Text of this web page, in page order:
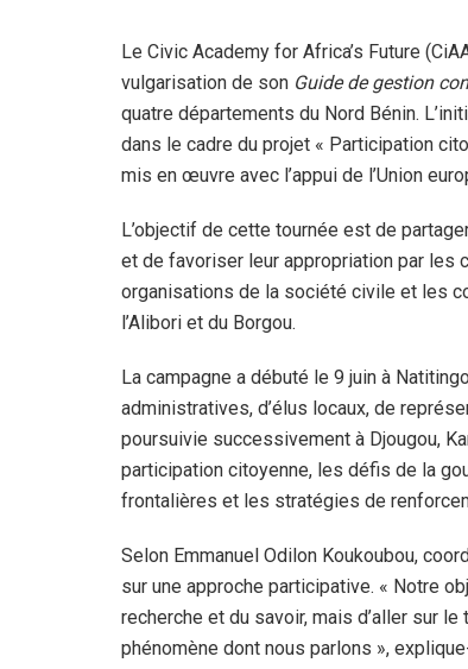
Le Civic Academy for Africa’s Future
vulgarisation de son Guide de gestion
quatre départements du Nord Bénin.
dans le cadre du projet « Participation
mis en œuvre avec l’appui de l’Union
L’objectif de cette tournée est de
et de favoriser leur appropriation par les
organisations de la société civile et les
l’Alibori et du Borgou.
La campagne a débuté le 9 juin à
administratives, d’élus locaux, de
poursuivie successivement à Djougou,
participation citoyenne, les défis de la
frontalières et les stratégies de
Selon Emmanuel Odilon Koukoubou,
sur une approche participative. « Notre
recherche et du savoir, mais d’aller sur
phénomène dont nous parlons »,